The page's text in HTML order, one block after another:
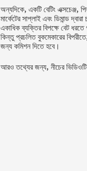
অন্যদিকে, একটি বেটিং এক্সচেঞ্জ,
মার্কেটের সাপ্লাই এবং ডিমান্ড
একাধিক ব্যক্তির বিপক্ষে বেট
কিন্তু প্রচলিত বুকমেকারের
জন্য কমিশন দিতে হবে।
আরও তথ্যের জন্য, নীচের